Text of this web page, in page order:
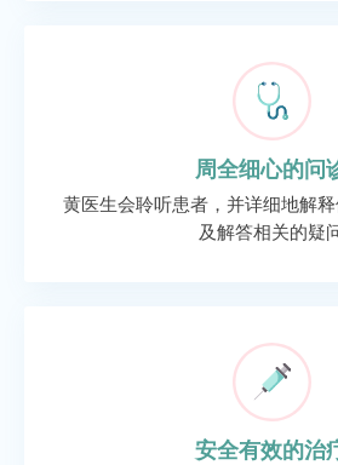
周全细心的问
黄医生会聆听患者，并详细地解
及解答相关的疑
安全有效的治